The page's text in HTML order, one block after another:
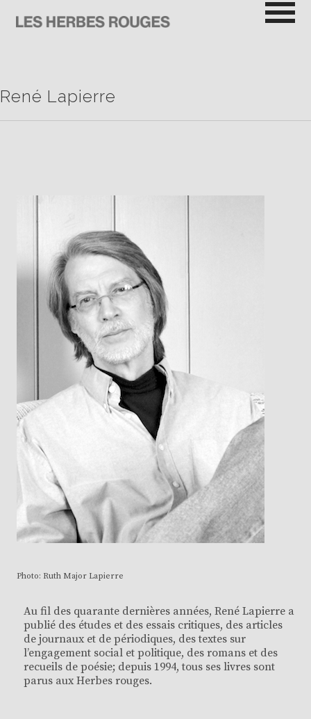
contenu
René Lapierre
Photo: Ruth Major Lapierre
Au fil des quarante dernières années, René Lapierre a
publié des études et des essais critiques, des articles
de journaux et de périodiques, des textes sur
l’engagement social et politique, des romans et des
recueils de poésie; depuis 1994, tous ses livres sont
parus aux Herbes rouges.